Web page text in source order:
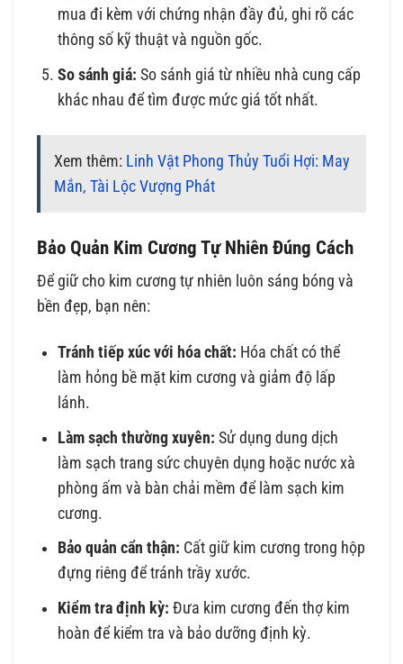
mua đi kèm với chứng nhận đầy đủ, ghi rõ các
thông số kỹ thuật và nguồn gốc.
So sánh giá: So sánh giá từ nhiều nhà cung cấp
khác nhau để tìm được mức giá tốt nhất.
Xem thêm: Linh Vật Phong Thủy Tuổi Hợi: May
Mắn, Tài Lộc Vượng Phát
Bảo Quản Kim Cương Tự Nhiên Đúng Cách
Để giữ cho kim cương tự nhiên luôn sáng bóng và
bền đẹp, bạn nên:
Tránh tiếp xúc với hóa chất: Hóa chất có thể
làm hỏng bề mặt kim cương và giảm độ lấp
lánh.
Làm sạch thường xuyên: Sử dụng dung dịch
làm sạch trang sức chuyên dụng hoặc nước xà
phòng ấm và bàn chải mềm để làm sạch kim
cương.
Bảo quản cẩn thận: Cất giữ kim cương trong hộp
đựng riêng để tránh trầy xước.
Kiểm tra định kỳ: Đưa kim cương đến thợ kim
hoàn để kiểm tra và bảo dưỡng định kỳ.